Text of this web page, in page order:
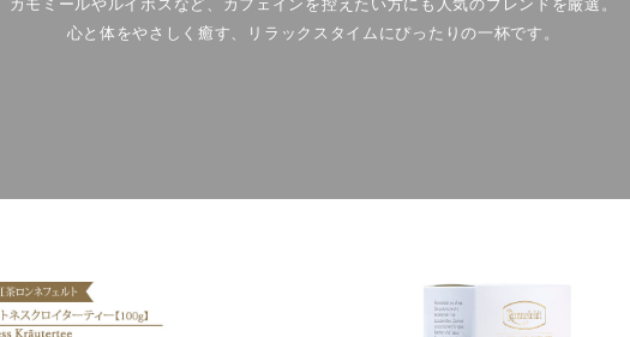
ノンカフェイン
シーズンティー
カモミールやルイボスなど、カフェインを控えたい方にも人気のブレンドを厳選。
心と体をやさしく癒す、リラックスタイムにぴったりの一杯です。